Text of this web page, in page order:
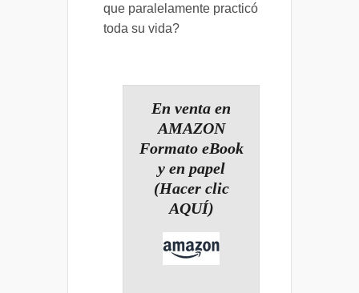
que paralelamente practicó
toda su vida?
En venta en
AMAZON
Formato eBook
y en papel
(Hacer clic
AQUÍ)